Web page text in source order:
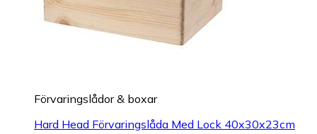
Förvaringslådor & boxar
Hard Head Förvaringslåda Med Lock 40x30x23cm